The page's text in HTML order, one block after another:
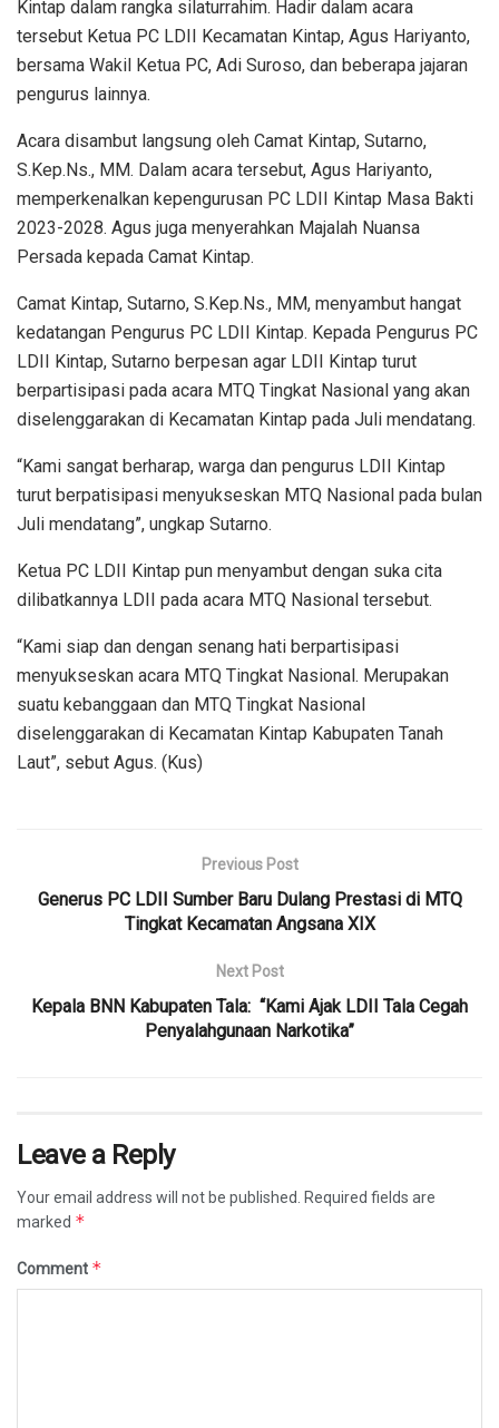
Kintap dalam rangka silaturrahim. Hadir dalam acara
tersebut Ketua PC LDII Kecamatan Kintap, Agus Hariyanto,
bersama Wakil Ketua PC, Adi Suroso, dan beberapa jajaran
pengurus lainnya.
Acara disambut langsung oleh Camat Kintap, Sutarno,
S.Kep.Ns., MM. Dalam acara tersebut, Agus Hariyanto,
memperkenalkan kepengurusan PC LDII Kintap Masa Bakti
2023-2028. Agus juga menyerahkan Majalah Nuansa
Persada kepada Camat Kintap.
Camat Kintap, Sutarno, S.Kep.Ns., MM, menyambut hangat
kedatangan Pengurus PC LDII Kintap. Kepada Pengurus PC
LDII Kintap, Sutarno berpesan agar LDII Kintap turut
berpartisipasi pada acara MTQ Tingkat Nasional yang akan
diselenggarakan di Kecamatan Kintap pada Juli mendatang.
“Kami sangat berharap, warga dan pengurus LDII Kintap
turut berpatisipasi menyukseskan MTQ Nasional pada bulan
Juli mendatang”, ungkap Sutarno.
Ketua PC LDII Kintap pun menyambut dengan suka cita
dilibatkannya LDII pada acara MTQ Nasional tersebut.
“Kami siap dan dengan senang hati berpartisipasi
menyukseskan acara MTQ Tingkat Nasional. Merupakan
suatu kebanggaan dan MTQ Tingkat Nasional
diselenggarakan di Kecamatan Kintap Kabupaten Tanah
Laut”, sebut Agus. (Kus)
Previous Post
Generus PC LDII Sumber Baru Dulang Prestasi di MTQ
Tingkat Kecamatan Angsana XIX
Next Post
Kepala BNN Kabupaten Tala: “Kami Ajak LDII Tala Cegah
Penyalahgunaan Narkotika”
Leave a Reply
Your email address will not be published. Required fields are
marked *
Comment *